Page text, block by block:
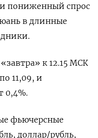
пониженный спрос
в длинные
к 12.15 МСК
11,09, и
0,​4%.
фьючерсные
​доллар/рубль,